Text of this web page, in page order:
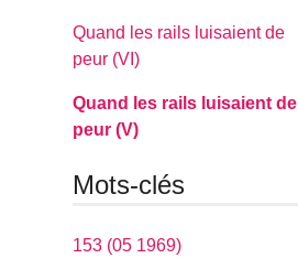
Quand les rails luisaient de
peur (VI)
Quand les rails luisaient de
peur (V)
Mots-clés
153 (05 1969)